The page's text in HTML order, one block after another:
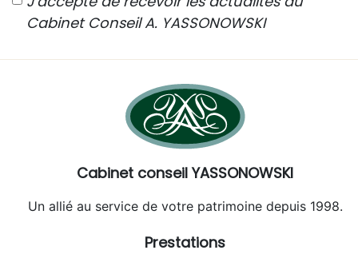
Cabinet Conseil A. YASSONOWSKI
Cabinet conseil YASSONOWSKI
Un allié au service de votre patrimoine depuis 1998.
Prestations